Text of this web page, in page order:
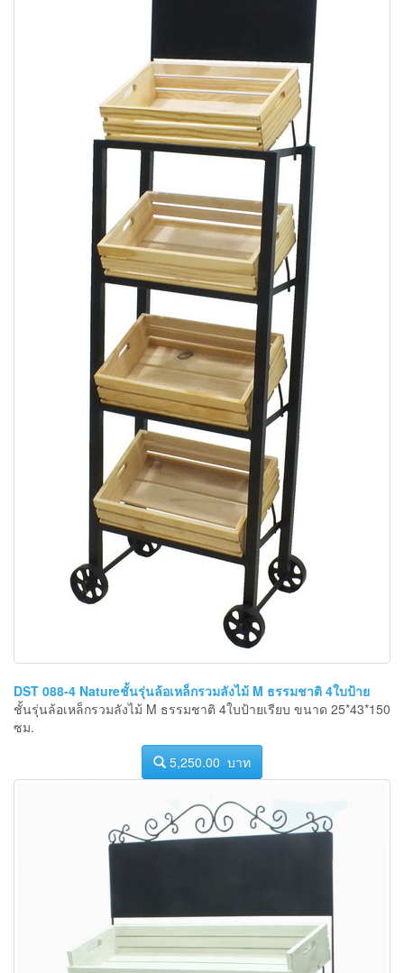
DST 088-4 Natureชั้นรุ่นล้อเหล็กรวมลังไม้ M ธรรมชาติ 4ใบป้าย
ชั้นรุ่นล้อเหล็กรวมลังไม้ M ธรรมชาติ 4ใบป้ายเรียบ ขนาด 25*43*150
ซม.
5,250.00 บาท